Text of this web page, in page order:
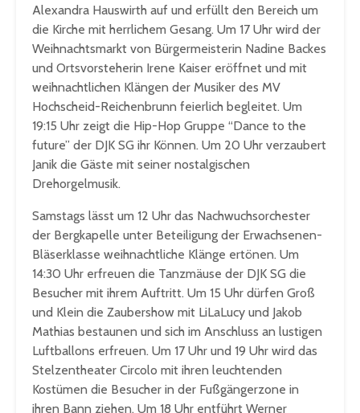
Alexandra Hauswirth auf und erfüllt den Bereich um
die Kirche mit herrlichem Gesang. Um 17 Uhr wird der
Weihnachtsmarkt von Bürgermeisterin Nadine Backes
und Ortsvorsteherin Irene Kaiser eröffnet und mit
weihnachtlichen Klängen der Musiker des MV
Hochscheid-Reichenbrunn feierlich begleitet. Um
19:15 Uhr zeigt die Hip-Hop Gruppe “Dance to the
future” der DJK SG ihr Können. Um 20 Uhr verzaubert
Janik die Gäste mit seiner nostalgischen
Drehorgelmusik.
Samstags lässt um 12 Uhr das Nachwuchsorchester
der Bergkapelle unter Beteiligung der Erwachsenen-
Bläserklasse weihnachtliche Klänge ertönen. Um
14:30 Uhr erfreuen die Tanzmäuse der DJK SG die
Besucher mit ihrem Auftritt. Um 15 Uhr dürfen Groß
und Klein die Zaubershow mit LiLaLucy und Jakob
Mathias bestaunen und sich im Anschluss an lustigen
Luftballons erfreuen. Um 17 Uhr und 19 Uhr wird das
Stelzentheater Circolo mit ihren leuchtenden
Kostümen die Besucher in der Fußgängerzone in
ihren Bann ziehen. Um 18 Uhr entführt Werner